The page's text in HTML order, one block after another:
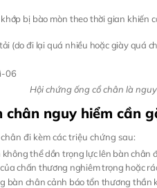
khớp bị bào mòn theo thời gian khiến
(do đi lại quá nhiều hoặc giày quá
Hội chứng ống cổ chân là
nguy hiểm cần
đi kèm các triệu chứng sau:
không thể dồn trọng lực lên bàn chân
chấn thương nghiêm trọng hoặc
bàn chân cảnh báo tổn thương